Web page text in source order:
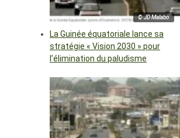
© JD Malabo
La Guinée équatoriale lance sa
stratégie « Vision 2030 » pour
l’élimination du paludisme